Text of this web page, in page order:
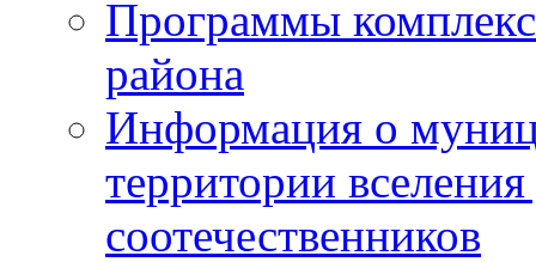
Программы
района
Информация о
территории
соотечественников